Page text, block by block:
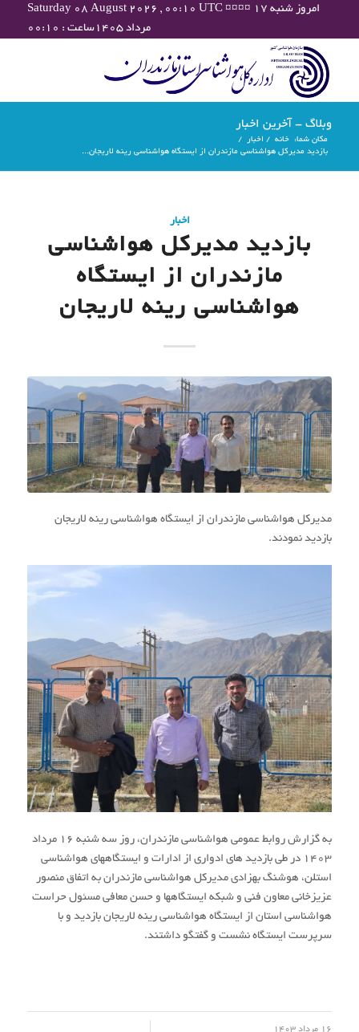
Saturday 08 August 2026 , 00:10 UTC ¤¤¤¤ امروز شنبه ۱۷
مرداد ۱۴۰۵ساعت : ۰۰:۱۰
وبلاگ - آخرین اخبار
مکان شما: خانه / اخبار
/
بازدید مدیرکل هواشناسی مازندران از ایستگاه هواشناسی رینه لاریجان...
اخبار
بازدید مدیرکل هواشناسی
مازندران از ایستگاه
هواشناسی رینه لاریجان
مدیرکل هواشناسی مازندران از ایستگاه هواشناسی رینه لاریجان
بازدید نمودند.
به گزارش روابط عمومی هواشناسی مازندران، روز سه شنبه ۱۶ مرداد
۱۴۰۳ در طی بازدید های ادواری از ادارات و ایستگاههای هواشناسی
استلن، هوشنگ بهزادی مدیرکل هواشناسی مازندران به اتفاق منصور
عزیزخانی معاون فنی و شبکه ایستگاهها و حسن معافی مسئول حراست
هواشناسی استان از ایستگاه هواشناسی رینه لاریجان بازدید و با
سرپرست ایستگاه نشست و گفتگو داشتند.
16 مرداد 1403